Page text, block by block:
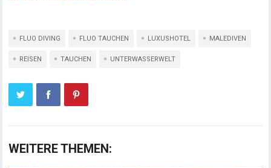
FLUO DIVING FLUO TAUCHEN LUXUSHOTEL MALEDIVEN
REISEN TAUCHEN UNTERWASSERWELT
WEITERE THEMEN: